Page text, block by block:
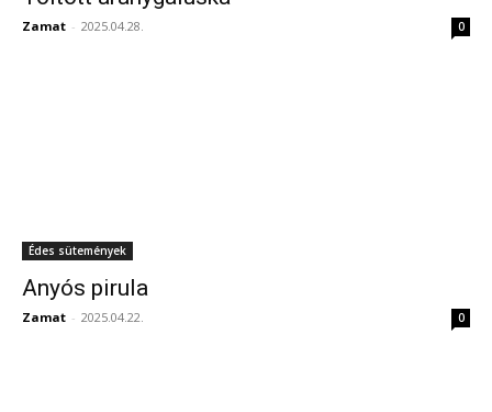
Zamat - 2025.04.28. 0
Édes sütemények
Anyós pirula
Zamat - 2025.04.22. 0